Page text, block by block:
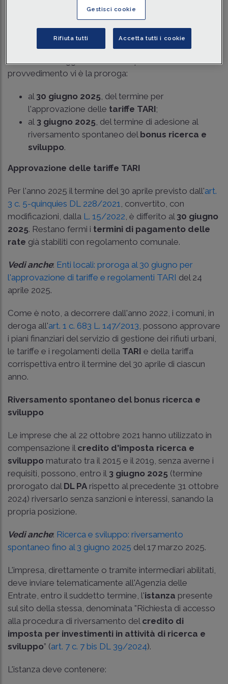
Ascolta la news
2 min.
Il 7 maggio 2025, ilDL PA( DL 25/2025) è stato
provvedimento vi è la proroga:
al 30 giugno 2025 , del termine per
l'approvazione delle tariffe TARI;
al 3 giugno 2025 , del termine di adesione al
riversamento spontaneo del bonus ricerca e
sviluppo.
Approvazione delle tariffe TARI
Per l'anno 2025 il termine del 30 aprile previsto dall'art.
3 c. 5-quinquies DL 228/2021 , convertito, con
modificazioni, dalla L. 15/2022 , è differito al 30 giugno
2025. Restano fermi i termini di pagamento delle
rate già stabiliti con regolamento comunale.
Vedi anche: Enti locali: proroga al 30 giugno per
l'approvazione di tariffe e regolamenti TARI del 24
aprile 2025.
Come è noto, a decorrere dall'anno 2022, i comuni, in
deroga all'art. 1 c. 683 L. 147/2013 , possono approvare
i piani finanziari del servizio di gestione dei rifiuti urbani,
le tariffe e i regolamenti della TARI e della tariffa
corrispettiva entro il termine del 30 aprile di ciascun
anno.
Riversamento spontaneo del bonus ricerca e
sviluppo
Le imprese che al 22 ottobre 2021 hanno utilizzato in
compensazione il credito d'imposta ricerca e
sviluppo maturato tra il 2015 e il 2019, senza averne i
requisiti, possono, entro il 3 giugno 2025 (termine
prorogato dal DL PA rispetto al precedente 31 ottobre
2024) riversarlo senza sanzioni e interessi, sanando la
propria posizione.
Vedi anche: Ricerca e sviluppo: riversamento
spontaneo fino al 3 giugno 2025 del 17 marzo 2025.
L'impresa, direttamente o tramite intermediari abilitati,
deve inviare telematicamente all'Agenzia delle
Entrate, entro il suddetto termine, l'istanza presente
sul sito della stessa, denominata "Richiesta di accesso
alla procedura di riversamento del credito di
imposta per investimenti in attività di ricerca e
sviluppo” (art. 7 c. 7 bis DL 39/2024).
L'istanza deve contenere:
Gestisci cookie
Rifiuta tutti Accetta tutti i cookie